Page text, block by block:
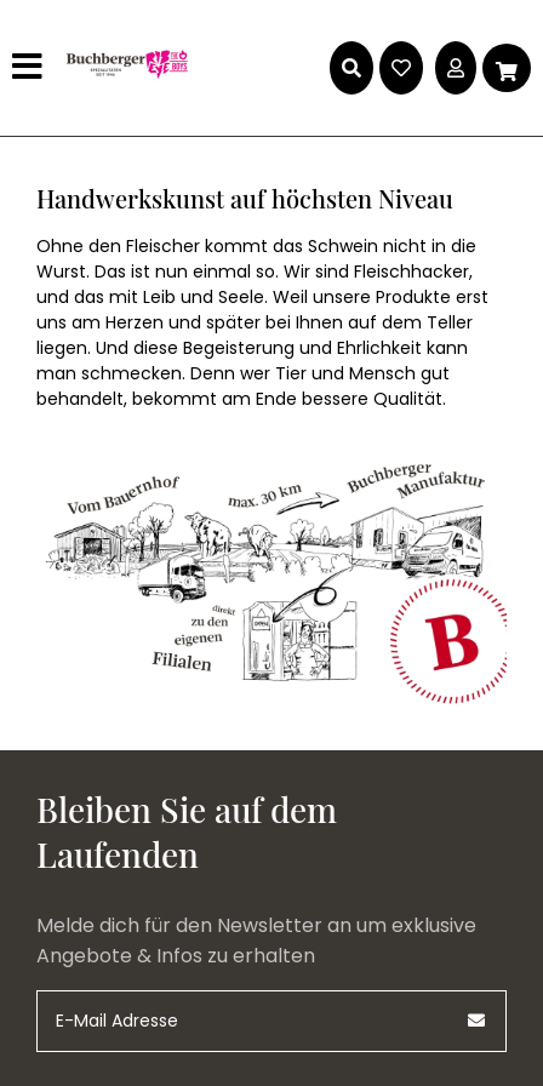
Handwerkskunst auf höchsten Niveau
Ohne den Fleischer kommt das Schwein nicht in die
Wurst. Das ist nun einmal so. Wir sind Fleischhacker,
und das mit Leib und Seele. Weil unsere Produkte erst
uns am Herzen und später bei Ihnen auf dem Teller
liegen. Und diese Begeisterung und Ehrlichkeit kann
man schmecken. Denn wer Tier und Mensch gut
behandelt, bekommt am Ende bessere Qualität.
Bleiben Sie auf dem
Laufenden
Melde dich für den Newsletter an um exklusive
Angebote & Infos zu erhalten